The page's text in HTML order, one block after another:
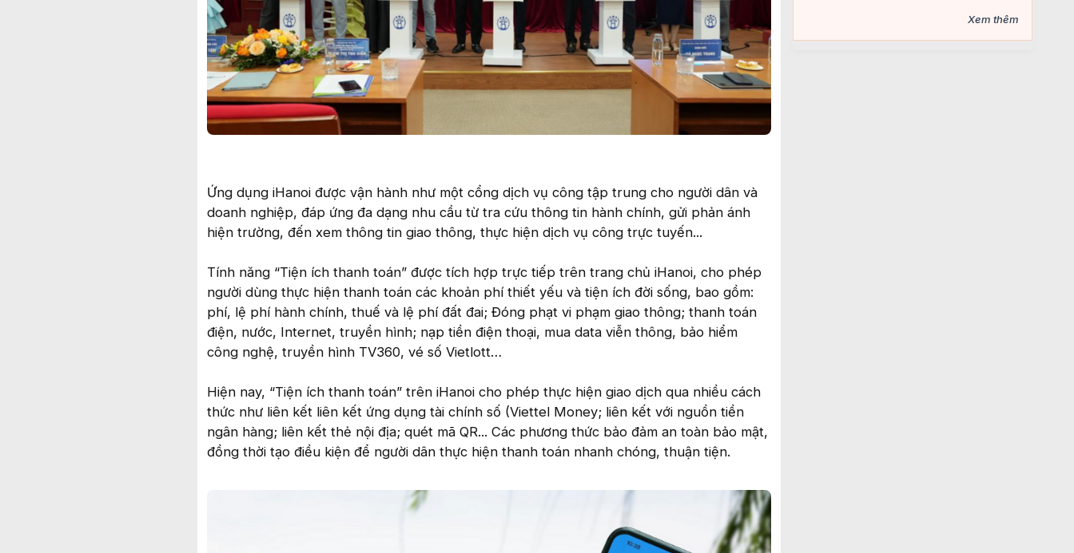
Ứng dụng iHanoi được vận hành như một cổng dịch vụ công tập trung cho người dân và
doanh nghiệp, đáp ứng đa dạng nhu cầu từ tra cứu thông tin hành chính, gửi phản ánh
hiện trường, đến xem thông tin giao thông, thực hiện dịch vụ công trực tuyến...
Tính năng “Tiện ích thanh toán” được tích hợp trực tiếp trên trang chủ iHanoi, cho phép
người dùng thực hiện thanh toán các khoản phí thiết yếu và tiện ích đời sống, bao gồm:
phí, lệ phí hành chính, thuế và lệ phí đất đai; Đóng phạt vi phạm giao thông; thanh toán
điện, nước, Internet, truyền hình; nạp tiền điện thoại, mua data viễn thông, bảo hiểm
công nghệ, truyền hình TV360, vé số Vietlott…
Hiện nay, “Tiện ích thanh toán” trên iHanoi cho phép thực hiện giao dịch qua nhiều cách
thức như liên kết liên kết ứng dụng tài chính số (Viettel Money; liên kết với nguồn tiền
ngân hàng; liên kết thẻ nội địa; quét mã QR... Các phương thức bảo đảm an toàn bảo mật,
đồng thời tạo điều kiện để người dân thực hiện thanh toán nhanh chóng, thuận tiện.
Xem thêm